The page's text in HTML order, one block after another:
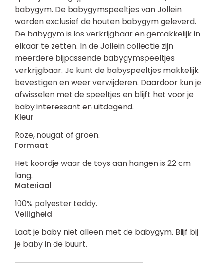
babygym. De babygymspeeltjes van Jollein
worden exclusief de houten babygym geleverd.
De babygym is los verkrijgbaar en gemakkelijk in
elkaar te zetten. In de Jollein collectie zijn
meerdere bijpassende babygymspeeltjes
verkrijgbaar. Je kunt de babyspeeltjes makkelijk
bevestigen en weer verwijderen. Daardoor kun je
afwisselen met de speeltjes en blijft het voor je
baby interessant en uitdagend.
Kleur
Roze, nougat of groen.
Formaat
Het koordje waar de toys aan hangen is 22 cm
lang.
Materiaal
100% polyester teddy.
Veiligheid
Laat je baby niet alleen met de babygym. Blijf bij
je baby in de buurt.